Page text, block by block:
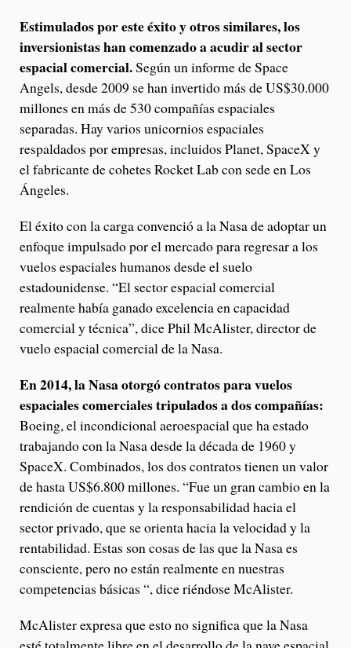
Estimulados por este éxito y otros similares, los
inversionistas han comenzado a acudir al sector
espacial comercial.Según un informe de Space
Angels, desde 2009 se han invertido más de US$30.000
millones en más de 530 compañías espaciales
separadas. Hay varios unicornios espaciales
respaldados por empresas, incluidos Planet, SpaceX y
el fabricante de cohetes Rocket Lab con sede en Los
Ángeles.
El éxito con la carga convenció a la Nasa de adoptar un
enfoque impulsado por el mercado para regresar a los
vuelos espaciales humanos desde el suelo
estadounidense. “El sector espacial comercial
realmente había ganado excelencia en capacidad
comercial y técnica”, dice Phil McAlister, director de
vuelo espacial comercial de la Nasa.
En 2014, la Nasa otorgó contratos para vuelos
espaciales comerciales tripulados a dos compañías:
Boeing, el incondicional aeroespacial que ha estado
trabajando con la Nasa desde la década de 1960 y
SpaceX. Combinados, los dos contratos tienen un valor
de hasta US$6.800 millones. “Fue un gran cambio en la
rendición de cuentas y la responsabilidad hacia el
sector privado, que se orienta hacia la velocidad y la
rentabilidad. Estas son cosas de las que la Nasa es
consciente, pero no están realmente en nuestras
competencias básicas “, dice riéndose McAlister.
McAlister expresa que esto no significa que la Nasa